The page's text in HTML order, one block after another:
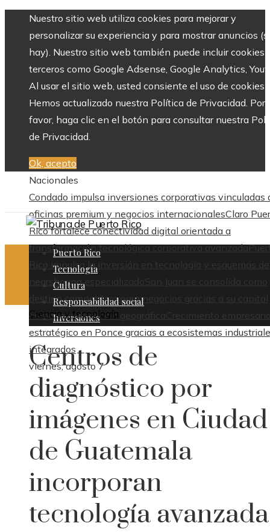
Nuestro sitio web utiliza cookies para mejorar y
personalizar su experiencia y para mostrar anuncios
hay). Nuestro sitio web también puede incluir cookies
terceros como Google Adsense, Google Analytics,
Al usar el sitio web, usted consiente el uso de cookies.
Hemos actualizado nuestra Política de Privacidad. Por
favor, haga clic en el botón para consultar nuestra
de Privacidad.
Ok, acepto
Nacionales
Condado impulsa inversiones corporativas vinculadas
oficinas premium y negocios internacionalesClaro
Rico fortalece conectividad digital orientada a
transformación tecnológica corporativa avanzada
Rico impulsa la inversión en tecnología y esquemas de
nearshoring especializado
San Juan se consolida como
destino competitivo para negocios gracias a su capital
humano y ubicación geográfica
Crecimiento
estratégico en Ponce gracias a ecosistemas
integrados
viernes, agosto 7
Puerto Rico
Tecnología
Cultura
Responsabilidad social
Inversiones
Ciencia y tecnología
Centros de
diagnóstico por
imágenes en Ciudad
de Guatemala
incorporan
tecnología avanzada